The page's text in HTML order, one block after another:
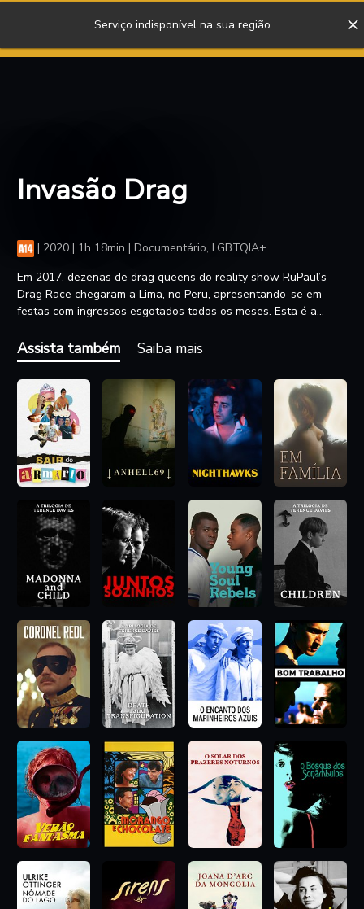
Serviço indisponível na sua região
Invasão Drag
| 2020 | 1h 18min | Documentário, LGBTQIA+
Em 2017, dezenas de drag queens do reality show RuPaul’s
Drag Race chegaram a Lima, no Peru, apresentando-se em
festas com ingressos esgotados todos os meses. Esta é a
empoderou a comunidade LGBTQIA+ peruana, num país que
ainda é altamente conservador, religioso e homofóbico.
“Invasão Drag”, dirigido por Alberto Castro, prova que nem
todos os heróis usam capas. Alguns salvam o dia usando salto
alto e perucas.
Assista também Saiba mais